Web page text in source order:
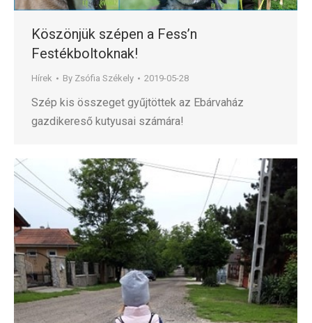
Köszönjük szépen a Fess’n
Festékboltoknak!
Hírek By Zsófia Székely 2019-05-28
Szép kis összeget gyűjtöttek az Ebárvaház
gazdikereső kutyusai számára!